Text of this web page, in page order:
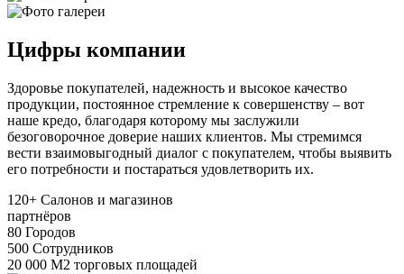
Цифры компании
Здоровье покупателей, надежность и высокое качество
продукции, постоянное стремление к совершенству – вот
наше кредо, благодаря которому мы заслужили
безоговорочное доверие наших клиентов. Мы стремимся
вести взаимовыгодный диалог с покупателем, чтобы выявить
его потребности и постараться удовлетворить их.
120+ Салонов и магазинов
партнёров
80 Городов
500 Сотрудников
20 000 М2 торговых площадей